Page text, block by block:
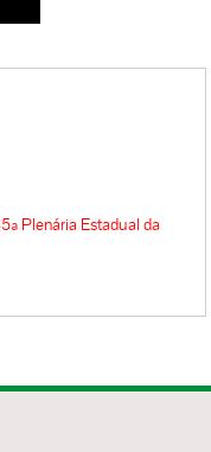
Plenária Estadual da